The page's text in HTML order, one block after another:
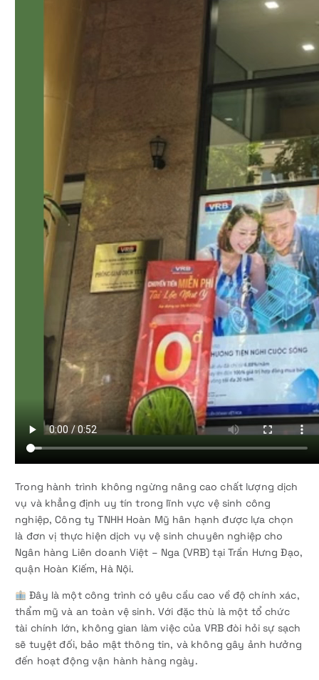
Trong hành trình không ngừng nâng cao chất lượng dịch
vụ và khẳng định uy tín trong lĩnh vực vệ sinh công
nghiệp, Công ty TNHH Hoàn Mỹ hân hạnh được lựa chọn
là đơn vị thực hiện dịch vụ vệ sinh chuyên nghiệp cho
Ngân hàng Liên doanh Việt – Nga (VRB) tại Trần Hưng Đạo,
quận Hoàn Kiếm, Hà Nội.
Đây là một công trình có yêu cầu cao về độ chính xác,
thẩm mỹ và an toàn vệ sinh. Với đặc thù là một tổ chức
tài chính lớn, không gian làm việc của VRB đòi hỏi sự sạch
sẽ tuyệt đối, bảo mật thông tin, và không gây ảnh hưởng
đến hoạt động vận hành hàng ngày.